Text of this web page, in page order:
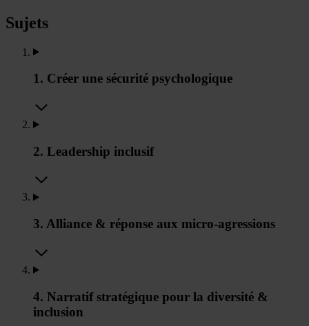
Sujets
1. Créer une sécurité psychologique
2. Leadership inclusif
3. Alliance & réponse aux micro-agressions
4. Narratif stratégique pour la diversité &
inclusion